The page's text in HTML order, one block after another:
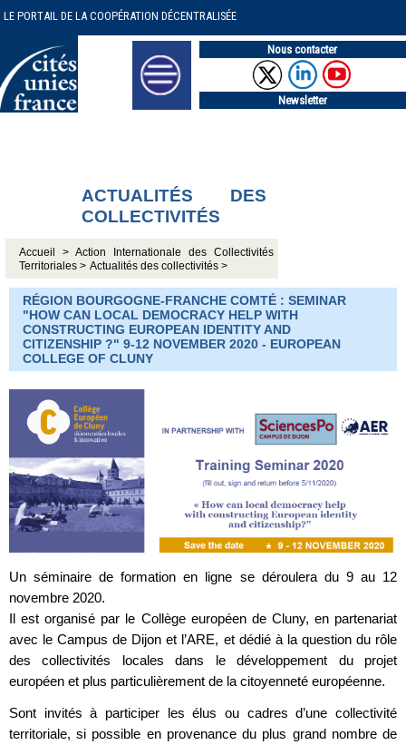
LE PORTAIL DE LA COOPÉRATION DÉCENTRALISÉE
Nous contacter
Newsletter
ACTUALITÉS DES
COLLECTIVITÉS
Accueil >Action Internationale des Collectivités
Territoriales > Actualités des collectivités >
RÉGION BOURGOGNE-FRANCHE COMTÉ : SEMINAR
"HOW CAN LOCAL DEMOCRACY HELP WITH
CONSTRUCTING EUROPEAN IDENTITY AND
CITIZENSHIP ?" 9-12 NOVEMBER 2020 - EUROPEAN
COLLEGE OF CLUNY
Un séminaire de formation en ligne se déroulera du 9 au 12
novembre 2020.
Il est organisé par le Collège européen de Cluny, en partenariat
avec le Campus de Dijon et l’ARE, et dédié à la question du rôle
des collectivités locales dans le développement du projet
européen et plus particulièrement de la citoyenneté européenne.
Sont invités à participer les élus ou cadres d’une collectivité
territoriale, si possible en provenance du plus grand nombre de